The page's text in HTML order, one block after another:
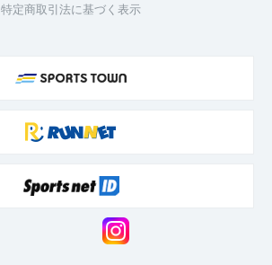
特定商取引法に基づく表示